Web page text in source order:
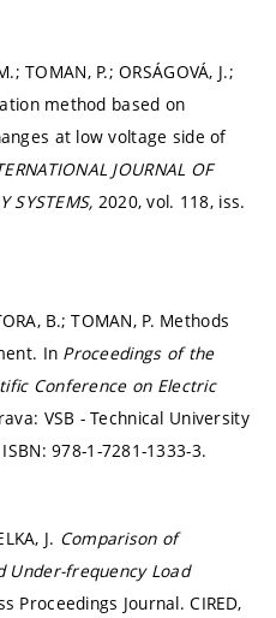
TOMAN, P.; ORSÁGOVÁ, J.;
method based on
at low voltage side of
JOURNAL OF
SYSTEMS, 2020, vol. 118, iss.
B.; TOMAN, P. Methods
In Proceedings of the
Conference on Electric
VSB - Technical University
ISBN: 978-1-7281-1333-3.
J. Comparison of
Under-frequency Load
Proceedings Journal. CIRED,